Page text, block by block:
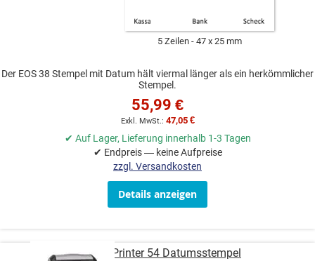
5 Zeilen 47 x 25 mm
Der EOS 38 Stempel mit Datum hält viermal länger als ein herkömmlicher
Stempel.
55,99 €
47,05 €
✔ Auf Lager, Lieferung innerhalb 1-3 Tagen
✔ Endpreis — keine Aufpreise
zzgl. Versandkosten
Details anzeigen
COLOP Printer 54 Datumsstempel